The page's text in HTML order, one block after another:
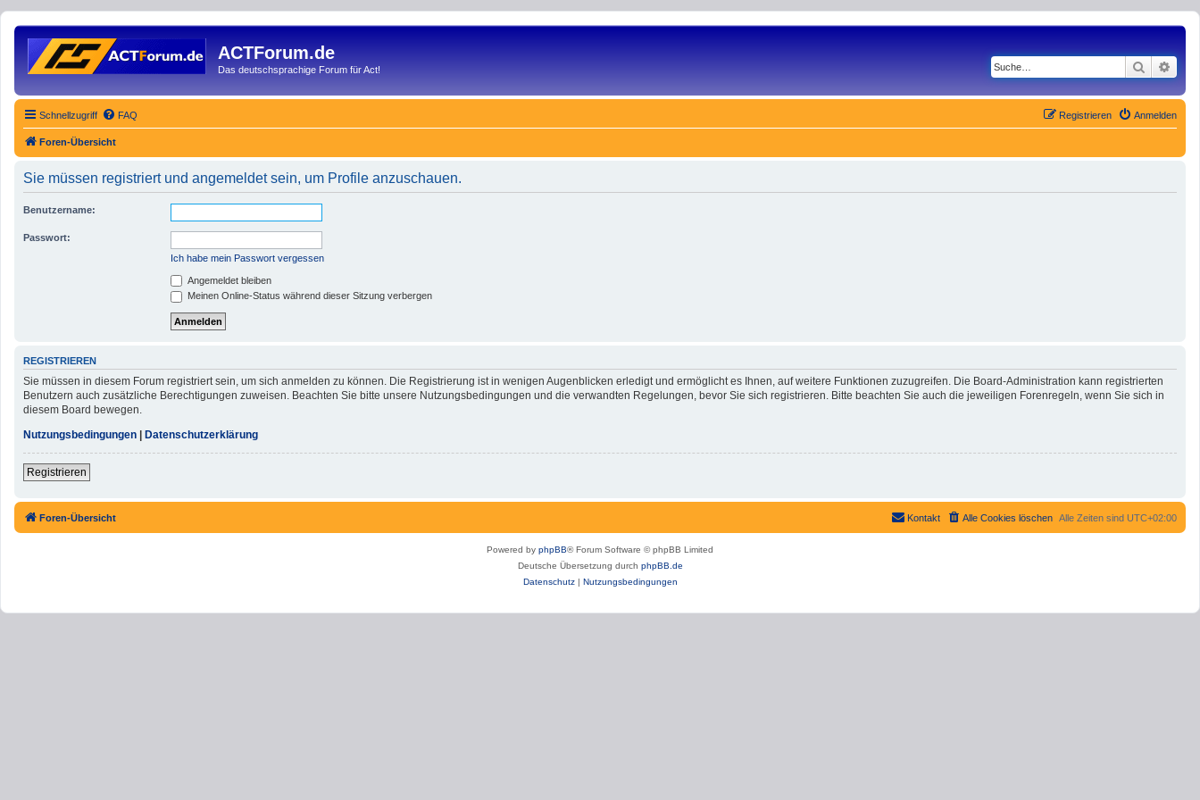
ACTForum.de
Das deutschsprachige Forum für Act! Suche
Schnellzugriff FAQ Anmelden
Registrieren
Foren-Übersicht
Sie müssen registriert und angemeldet sein, um Profile anzuschauen.
Benutzername:
Passwort:
Ich habe mein Passwort vergessen
Angemeldet bleiben
Meinen Online-Status während dieser Sitzung verbergen
REGISTRIEREN
Sie müssen in diesem Forum registriert sein, um sich anmelden zu können. Die Registrierung ist in wenigen Augenblicken erledigt und ermöglicht es Ihnen, auf weitere Funktionen zuzugreifen. Die Board-Administration kann registrierten
Benutzern auch zusätzliche Berechtigungen zuweisen. Beachten Sie bitte unsere Nutzungsbedingungen und die verwandten Regelungen, bevor Sie sich registrieren. Bitte beachten Sie auch die jeweiligen Forenregeln, wenn Sie sich in
diesem Board bewegen.
Nutzungsbedingungen
Datenschutzerklärung
Registrieren
Foren-Übersicht Alle Zeiten sind UTC+02:00
Alle Cookies löschen
Kontakt
Powered by phpBB® Forum Software © phpBB Limited
Deutsche Übersetzung durch phpBB.de
Datenschutz| Nutzungsbedingungen